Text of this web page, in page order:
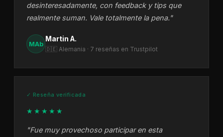
desinteresadamente, con feedback y tips que
realmente suman. Vale totalmente la pena."
MAb
Martin A.
🇩🇪 Alemania · 7 reseñas en Trustpilot
✓ Reseña verificada
★★★★★
"Fue muy provechoso participar en esta